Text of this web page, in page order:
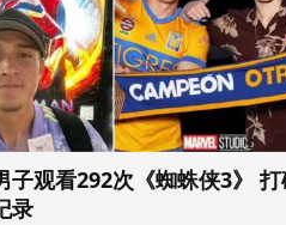
子观看292次《蜘蛛侠3》
录